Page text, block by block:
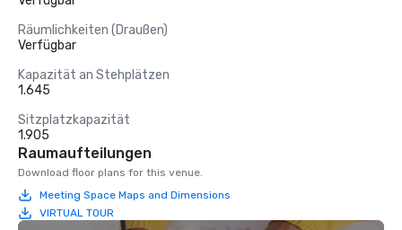
Räumlichkeiten (Draußen)
Verfügbar
Kapazität an Stehplätzen
1.645
Sitzplatzkapazität
1.905
Raumaufteilungen
Download floor plans for this venue.
Meeting Space Maps and Dimensions
VIRTUAL TOUR